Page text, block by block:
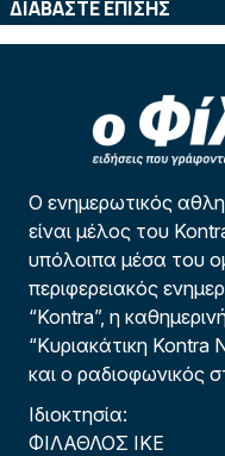
ΔΙΑΒΑΣΤΕ ΕΠΙΣΗΣ
Ο ενημερωτικός
είναι μέλος του
υπόλοιπα μέσα του
περιφερειακός
“Kontra”, η
“Κυριακάτικη Kontra
και ο ραδιοφωνικός
Ιδιοκτησία:
ΦΙΛΑΘΛΟΣ ΙΚΕ